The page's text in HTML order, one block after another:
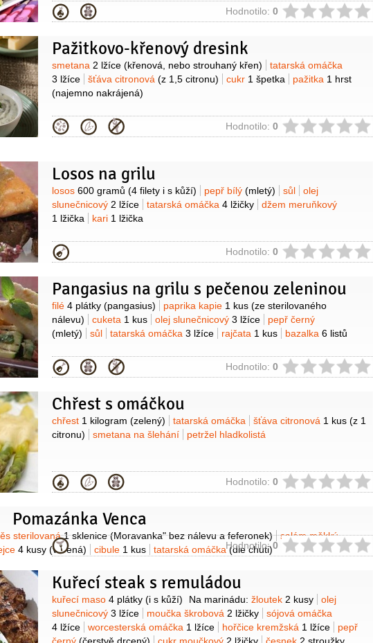
Kategorie Hodnotilo: 0
Pažitkovo-křenový dresink
Suroviny
smetana 2 lžíce (křenová, nebo strouhaný křen)
tatarská omáčka
3 lžíce
šťáva citronová (z 1,5 citronu) cukr 1 špetka pažitka 1 hrst
(najemno nakrájená)
Kategorie Hodnotilo: 0
Losos na grilu
Suroviny
losos 600 gramů (4 filety i s kůží) pepř bílý (mletý) sůl
olej
slunečnicový 2 lžíce tatarská omáčka 4 lžičky
džem meruňkový
1 lžička
kari 1 lžička
Kategorie Hodnotilo: 0
Pangasius na grilu s pečenou zeleninou
Suroviny
filé 4 plátky (pangasius) paprika kapie 1 kus (ze sterilovaného
nálevu)
cuketa 1 kus olej slunečnicový 3 lžíce
pepř černý
(mletý)
sůl tatarská omáčka 3 lžíce rajčata 1 kus bazalka 6 listů
Kategorie Hodnotilo: 0
Chřest s omáčkou
Suroviny
chřest 1 kilogram (zelený) tatarská omáčka šťáva citronová 1 kus (z 1
citronu)
smetana na šlehání petržel hladkolistá
Kategorie Hodnotilo: 0
Pomazánka Venca
sterilovaná1 sklenice (Moravanka" bez nálevu a feferonek)
salám měkký
4 kusy (vařená) cibule 1 kus tatarská omáčka(dle chuti)
Kategorie Hodnotilo:0
Kuřecí steak s remuládou
Suroviny
kuřecí maso 4 plátky (i s kůží) Na marinádu: žloutek 2 kusy
olej
slunečnicový 3 lžíce moučka škrobová 2 lžičky
sójová omáčka
4 lžíce
worcesterská omáčka 1 lžíce hořčice kremžská 1 lžíce
pepř
černý (čerstvě drcený) cukr moučkový 2 lžičky česnek 2 stroužky